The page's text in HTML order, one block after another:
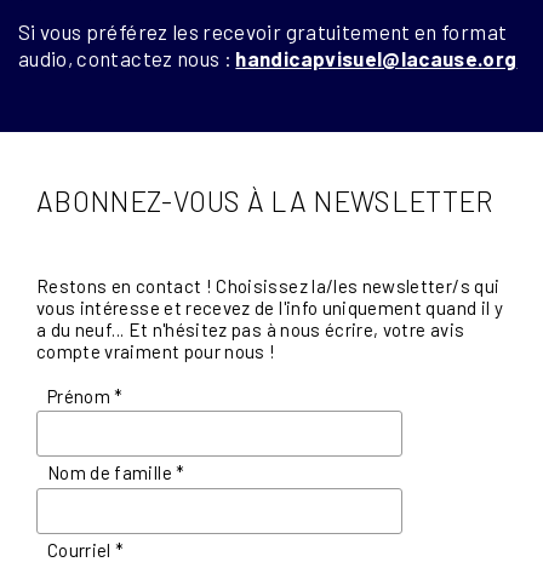
Si vous préférez les recevoir gratuitement en format
audio, contactez nous : handicapvisuel@lacause.org
ABONNEZ-VOUS À LA NEWSLETTER
Restons en contact ! Choisissez la/les newsletter/s qui
vous intéresse et recevez de l'info uniquement quand il y
a du neuf... Et n'hésitez pas à nous écrire, votre avis
compte vraiment pour nous !
Prénom*
Nom de famille*
Courriel*